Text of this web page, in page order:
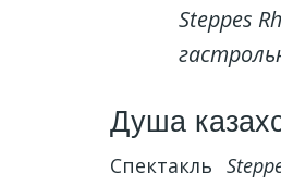
Steppes
Душа
Спектакль